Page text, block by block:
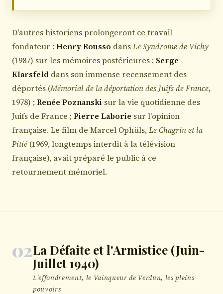
D'autres historiens prolongeront ce travail
fondateur : Henry Rousso dansLe Syndrome de Vichy
(1987) sur les mémoires postérieures ; Serge
Klarsfeld dans son immense recensement des
déportés (Mémorial de la déportation des Juifs de France,
1978) ; Renée Poznanski sur la vie quotidienne des
Juifs de France ; Pierre Laborie sur l'opinion
française. Le film de Marcel Ophüls,Le Chagrin et la
Pitié(1969, longtemps interdit à la télévision
française), avait préparé le public à ce
retournement mémoriel.
02La Défaite et l'Armistice (Juin-
Juillet 1940)
L'effondrement, le Vainqueur de Verdun, les pleins
pouvoirs